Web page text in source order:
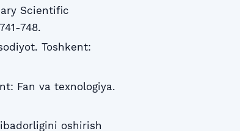
Scientific
748.
Toshkent:
Fan va texnologiya.
oshirish